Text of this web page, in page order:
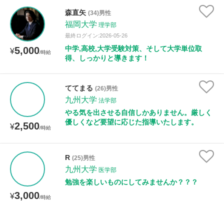
¥5,000/時給
森直矢 (34)男性
福岡大学 理学部
最終ログイン:2026-05-26
中学,高校,大学受験対策、そして大学単位取
得、しっかりと導きます！
¥2,500/時給
ててまる (26)男性
九州大学 法学部
やる気を出させる自信しかありません。厳しく
優しくなど要望に応じた指導いたします。
¥3,000/時給
R (25)男性
九州大学 医学部
勉強を楽しいものにしてみませんか？？？
土曜日 日曜日
所属大学
距離：15km以内